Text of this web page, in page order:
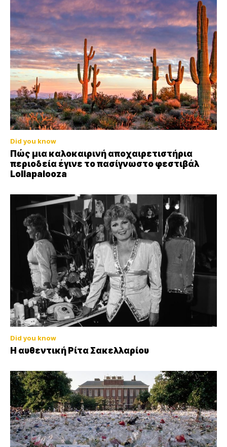
Did you know
Πώς μια καλοκαιρινή αποχαιρετιστήρια
περιοδεία έγινε το πασίγνωστο φεστιβάλ
Lollapalooza
Did you know
Η αυθεντική Ρίτα Σακελλαρίου